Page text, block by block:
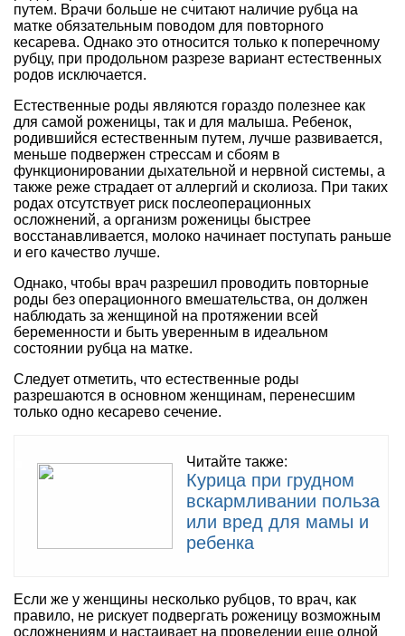
путем. Врачи больше не считают наличие рубца на
матке обязательным поводом для повторного
кесарева. Однако это относится только к поперечному
рубцу, при продольном разрезе вариант естественных
родов исключается.
Естественные роды являются гораздо полезнее как
для самой роженицы, так и для малыша. Ребенок,
родившийся естественным путем, лучше развивается,
меньше подвержен стрессам и сбоям в
функционировании дыхательной и нервной системы, а
также реже страдает от аллергий и сколиоза. При таких
родах отсутствует риск послеоперационных
осложнений, а организм роженицы быстрее
восстанавливается, молоко начинает поступать раньше
и его качество лучше.
Однако, чтобы врач разрешил проводить повторные
роды без операционного вмешательства, он должен
наблюдать за женщиной на протяжении всей
беременности и быть уверенным в идеальном
состоянии рубца на матке.
Следует отметить, что естественные роды
разрешаются в основном женщинам, перенесшим
только одно кесарево сечение.
Читайте также:
Курица при грудном
вскармливании польза
или вред для мамы и
ребенка
Если же у женщины несколько рубцов, то врач, как
правило, не рискует подвергать роженицу возможным
осложнениям и настаивает на проведении еще одной